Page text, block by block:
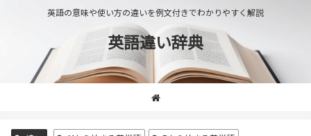
英語の意味や使い方の違いを例文付きでわかりやすく解説
英語違い辞典